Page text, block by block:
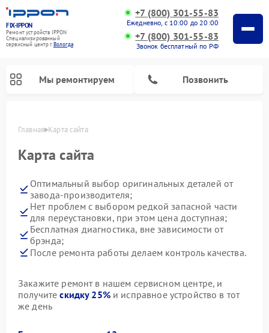
FIX-IPPON
Ремонт устройств IPPON
Специализированный
cервисный центр г.Вологда
+7 (800) 301-55-83
Ежедневно, с 10:00 до 20:00
+7 (800) 301-55-83
Звонок бесплатный по РФ
Мы ремонтируем Позвонить
Главная Карта сайта
Карта сайта
Оптимальный выбор оригинальных деталей от
завода-производителя;
Нет проблем с выбором редкой запасной части
для переустановки, при этом цена доступная;
Бесплатная диагностика, вне зависимости от
брэнда;
После ремонта работы делаем контроль качества.
Закажите ремонт в нашем сервисном центре, и
получитескидку 25%и исправное устройство в тот
же день